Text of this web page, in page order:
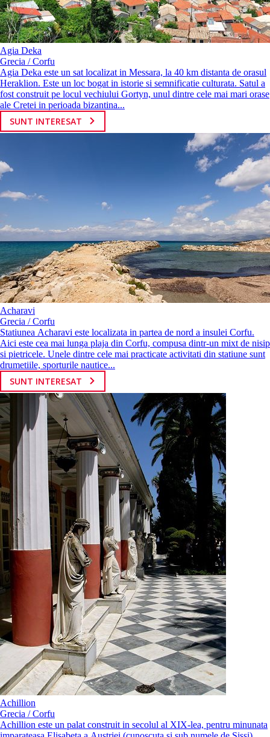
Agia Deka
Grecia / Corfu
Agia Deka este un sat localizat in Messara, la 40 km distanta de orasul
Heraklion. Este un loc bogat in istorie si semnificatie culturata. Satul a
fost construit pe locul vechiului Gortyn, unul dintre cele mai mari orase
ale Cretei in perioada bizantina...
SUNT INTERESAT
Acharavi
Grecia / Corfu
Statiunea Acharavi este localizata in partea de nord a insulei Corfu.
Aici este cea mai lunga plaja din Corfu, compusa dintr-un mixt de nisip
si pietricele. Unele dintre cele mai practicate activitati din statiune sunt
drumetiile, sporturile nautice...
SUNT INTERESAT
Achillion
Grecia / Corfu
Achillion este un palat construit in secolul al XIX-lea, pentru minunata